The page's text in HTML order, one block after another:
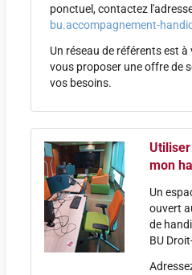
ponctuel, contactez
bu.accompagnement-
Un réseau de référents est
vous proposer une offre de
vos besoins.
mon
Un
ouvert
de
BU